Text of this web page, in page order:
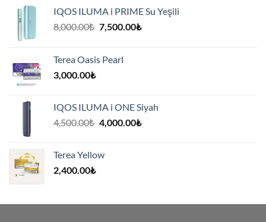
IQOS ILUMA i PRIME Su Yeşili
8,000.00₺ Orijinal
7,500.00₺Şu
Terea Oasis Pearl
3,000.00₺
IQOS ILUMA i ONE Siyah
4,500.00₺ Orijinal
4,000.00₺Şu
Terea Yellow
2,400.00₺